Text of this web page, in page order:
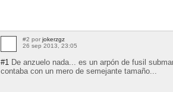
#2 por jokerzgz
26 sep 2013, 23:05
#1 De anzuelo nada... es un arpón de fusil
contaba con un mero de semejante tamaño...